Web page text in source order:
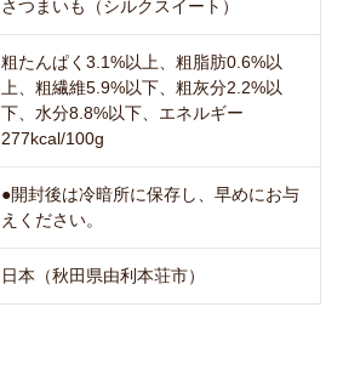
さつまいも（シルクスイート）
粗たんぱく3.1%以上、粗脂肪0.6%以
上、粗繊維5.9%以下、粗灰分2.2%以
下、水分8.8%以下、エネルギー
277kcal/100g
●開封後は冷暗所に保存し、早めにお与
えください。
日本（秋田県由利本荘市）